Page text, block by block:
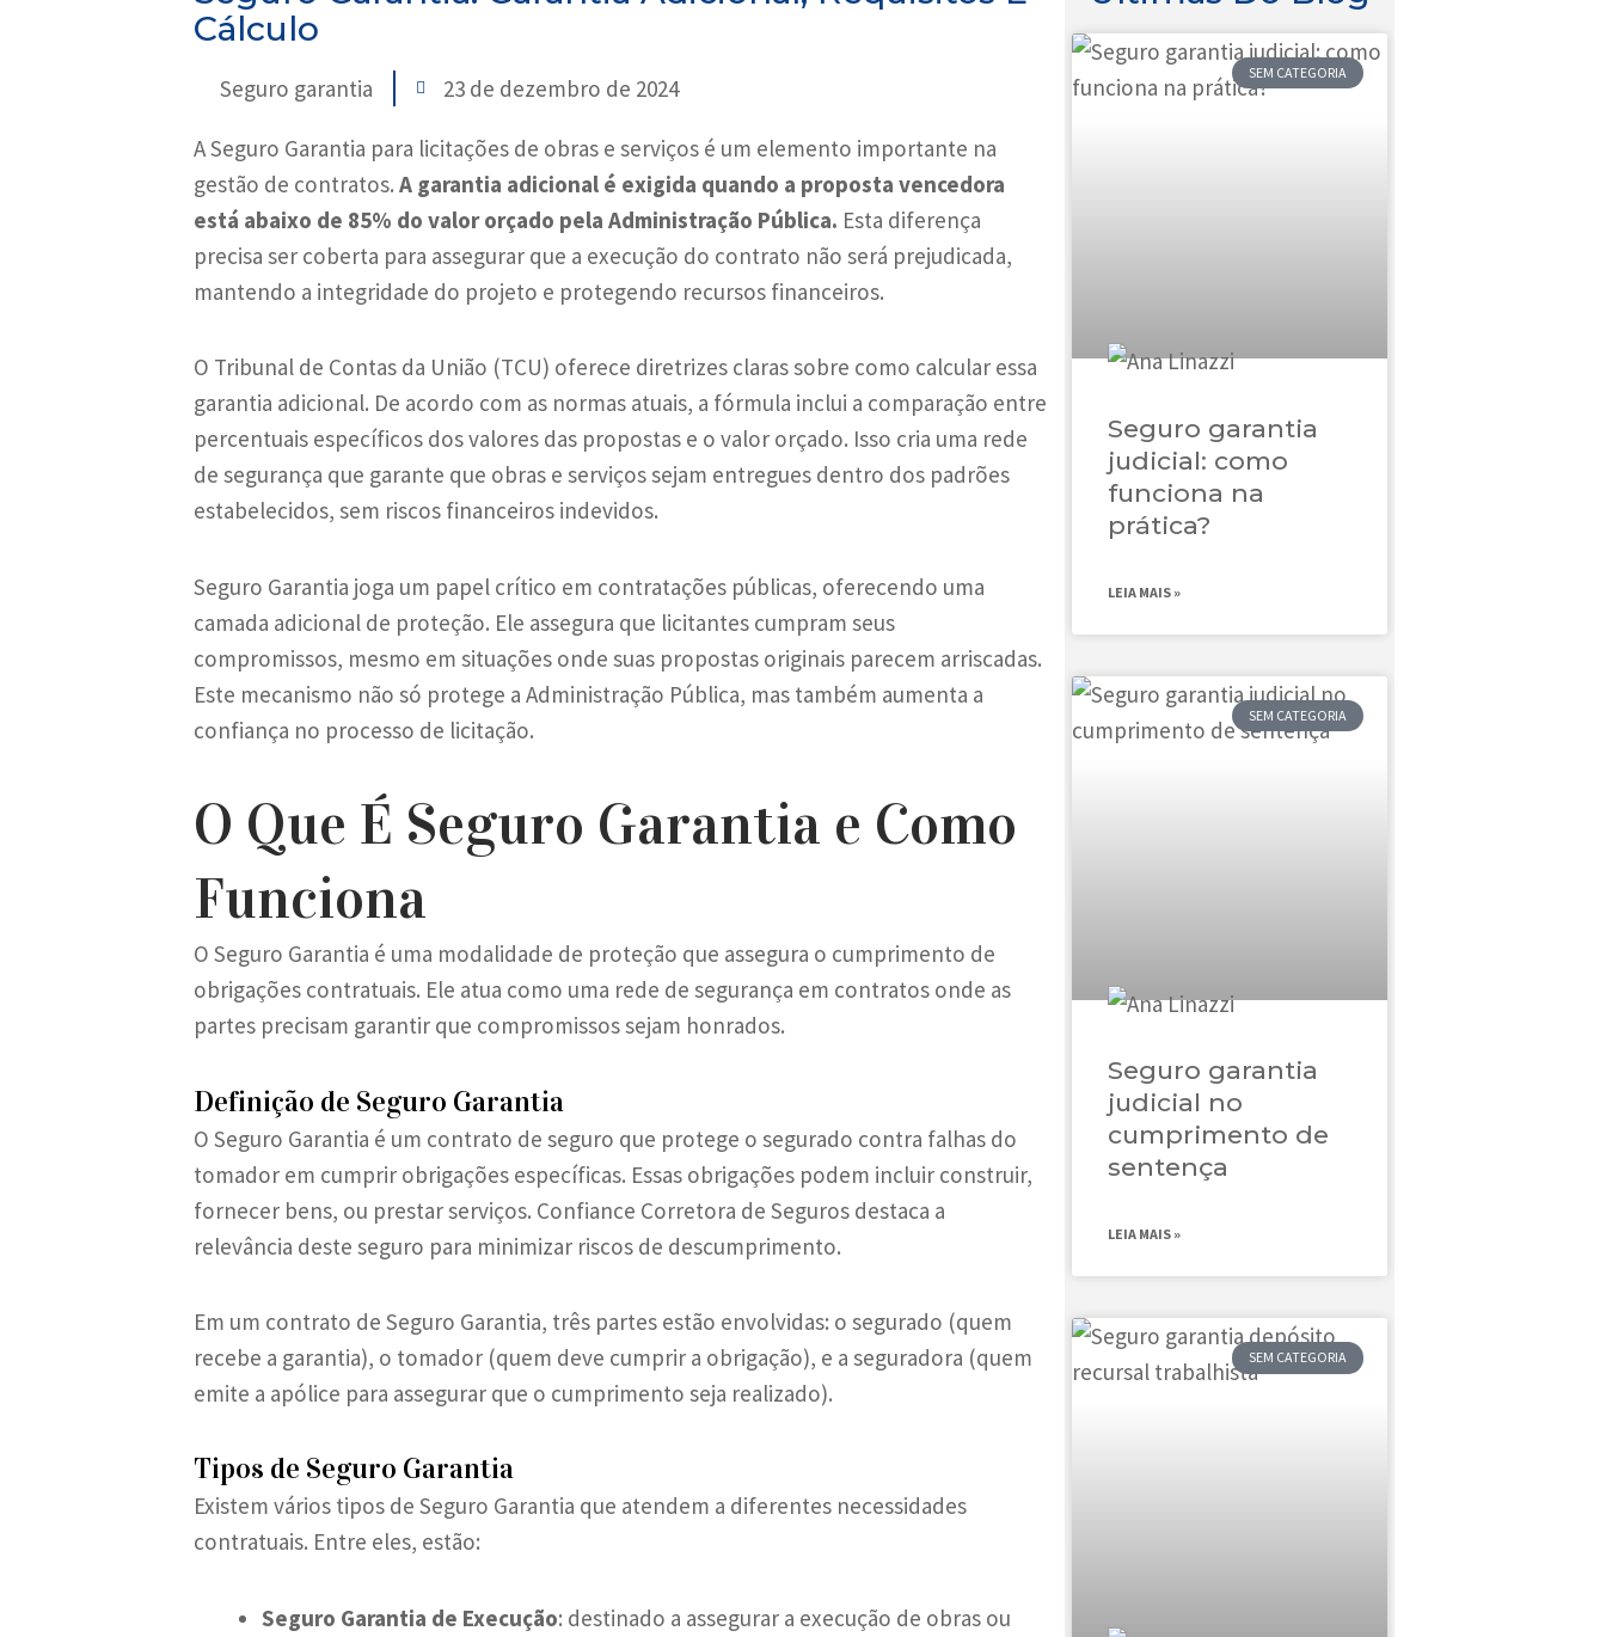
Cálculo
Seguro garantia 23 de dezembro de 2024
A Seguro Garantia para licitações de obras e serviços é um elemento importante na
gestão de contratos. A garantia adicional é exigida quando a proposta vencedora
está abaixo de 85% do valor orçado pela Administração Pública. Esta diferença
precisa ser coberta para assegurar que a execução do contrato não será prejudicada,
mantendo a integridade do projeto e protegendo recursos financeiros.
O Tribunal de Contas da União (TCU) oferece diretrizes claras sobre como calcular essa
garantia adicional. De acordo com as normas atuais, a fórmula inclui a comparação entre
percentuais específicos dos valores das propostas e o valor orçado. Isso cria uma rede
de segurança que garante que obras e serviços sejam entregues dentro dos padrões
estabelecidos, sem riscos financeiros indevidos.
Seguro Garantia joga um papel crítico em contratações públicas, oferecendo uma
camada adicional de proteção. Ele assegura que licitantes cumpram seus
compromissos, mesmo em situações onde suas propostas originais parecem arriscadas.
Este mecanismo não só protege a Administração Pública, mas também aumenta a
confiança no processo de licitação.
O Que É Seguro Garantia e Como
Funciona
O Seguro Garantia é uma modalidade de proteção que assegura o cumprimento de
obrigações contratuais. Ele atua como uma rede de segurança em contratos onde as
partes precisam garantir que compromissos sejam honrados.
Definição de Seguro Garantia
O Seguro Garantia é um contrato de seguro que protege o segurado contra falhas do
tomador em cumprir obrigações específicas. Essas obrigações podem incluir construir,
fornecer bens, ou prestar serviços. Confiance Corretora de Seguros destaca a
relevância deste seguro para minimizar riscos de descumprimento.
Em um contrato de Seguro Garantia, três partes estão envolvidas: o segurado (quem
recebe a garantia), o tomador (quem deve cumprir a obrigação), e a seguradora (quem
emite a apólice para assegurar que o cumprimento seja realizado).
Tipos de Seguro Garantia
Existem vários tipos de Seguro Garantia que atendem a diferentes necessidades
contratuais. Entre eles, estão:
Seguro Garantia de Execução: destinado a assegurar a execução de obras ou
SEM CATEGORIA
Seguro garantia
judicial: como
funciona na
prática?
LEIA MAIS »
SEM CATEGORIA
Seguro garantia
judicial no
cumprimento de
sentença
LEIA MAIS »
SEM CATEGORIA